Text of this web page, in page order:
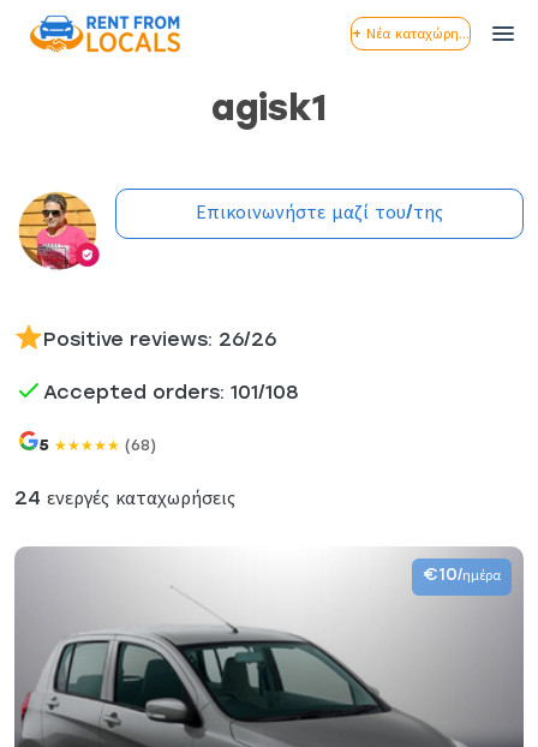
+ Νέα καταχώρηση
agisk1
Επικοινωνήστε μαζί του/της
Positive reviews: 26/26
Accepted orders: 101/108
5 ★★★★★ (68)
24 ενεργές καταχωρήσεις
€10/ημέρα